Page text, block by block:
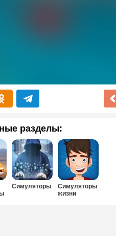
разделы:
Симуляторы
Симуляторы
жизни